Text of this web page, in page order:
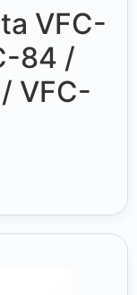
VFC-
84 /
VFC-